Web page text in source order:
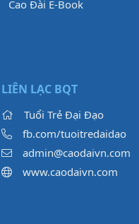
Cao Đài E-Book
LIÊN LẠC BQT
Tuổi Trẻ Đại Đạo
fb.com/tuoitredaidao
admin@caodaivn.com
www.caodaivn.com